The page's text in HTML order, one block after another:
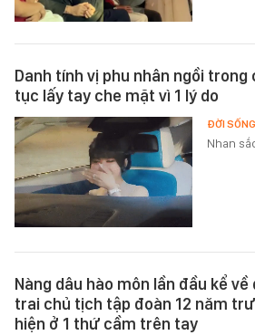
Danh tính vị phu nhân ngồi trong
tục lấy tay che mặt vì 1 lý do
Nhan
ĐỜI SỐNG
Nàng dâu hào môn lần đầu kể
trai chủ tịch tập đoàn 12 năm
hiện ở 1 thứ cầm trên tay